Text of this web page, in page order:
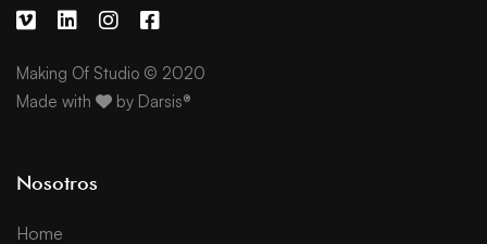
Making Of Studio © 2020
Made with
by Darsis®
Nosotros
Home